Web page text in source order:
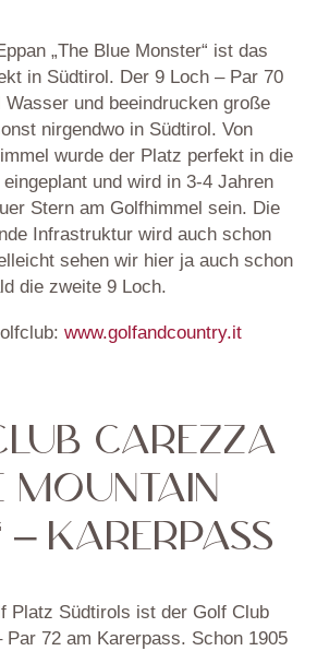
„The Blue Monster“ ist das
in Südtirol. Der 9 Loch – Par 70
und beeindrucken große
nirgendwo in Südtirol. Von
wurde der Platz perfekt in die
und wird in 3-4 Jahren
Stern am Golfhimmel sein. Die
Infrastruktur wird auch schon
sehen wir hier ja auch schon
die zweite 9 Loch.
www.golfandcountry.it
CAREZZA
MOUNTAIN
– KARERPASS
Platz Südtirols ist der Golf Club
Par 72 am Karerpass. Schon 1905